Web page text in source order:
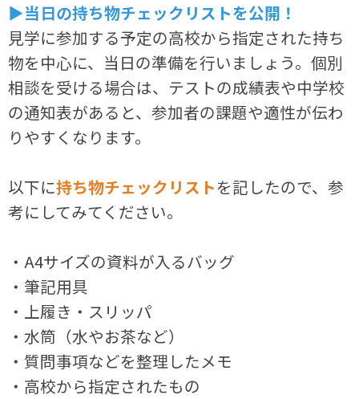
▶当日の持ち物チェックリストを公開！
見学に参加する予定の高校から指定された持ち
物を中心に、当日の準備を行いましょう。個別
相談を受ける場合は、テストの成績表や中学校
の通知表があると、参加者の課題や適性が伝わ
りやすくなります。
以下に持ち物チェックリストを記したので、参
考にしてみてください。
・A4サイズの資料が入るバッグ
・筆記用具
・上履き・スリッパ
・水筒（水やお茶など）
・質問事項などを整理したメモ
・高校から指定されたもの